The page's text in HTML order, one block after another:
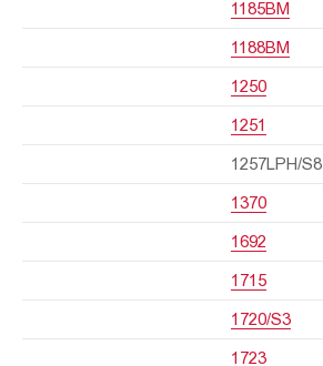
1185BM
1188BM
1250
1251
1257LPH/S8
1370
1692
1715
1720/S3
1723